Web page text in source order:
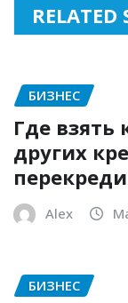
RELATED
БИЗНЕС
Где взять
других
Alex
БИЗНЕС